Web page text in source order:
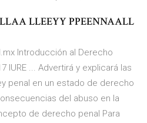
LLEEYY PPEENNAALL
Introducción al Derecho
IURE ... Advertirá y explicará las
penal en un estado de derecho
del abuso en la
de derecho penal Para